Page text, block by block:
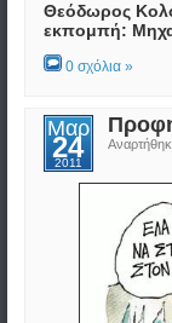
Θεόδωρος
εκπομπή:
0 σχόλια »
Μαρ
24
2011